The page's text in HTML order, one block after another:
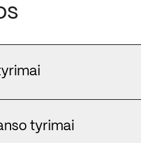
tyrimai